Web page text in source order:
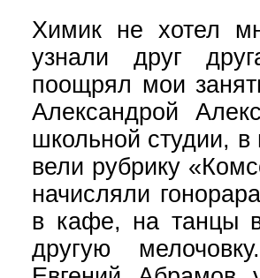
Химик не хотел
узнали друг
поощрял мои
Александрой
школьной студии, в
вели рубрику
начисляли
в кафе, на танцы
другую